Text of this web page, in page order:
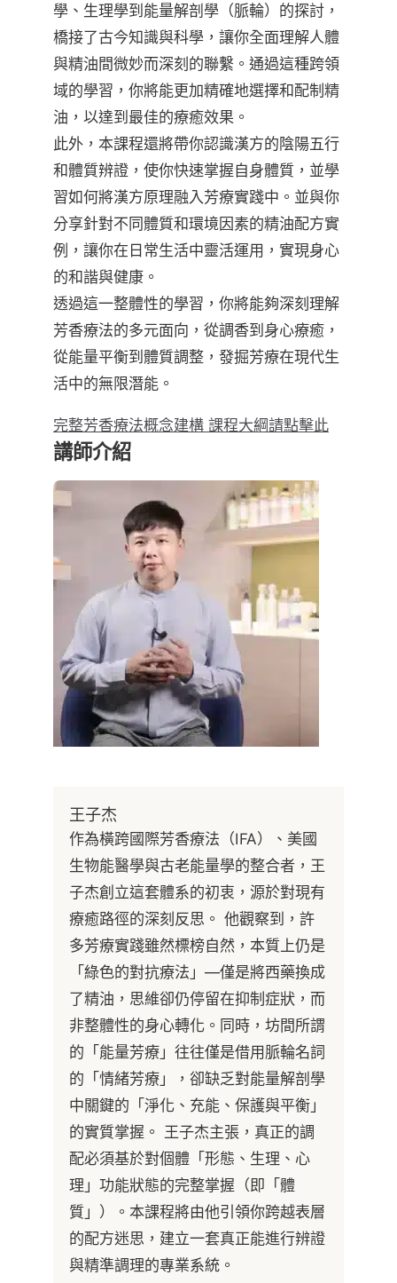
學、生理學到能量解剖學（脈輪）的探討，
橋接了古今知識與科學，讓你全面理解人體
與精油間微妙而深刻的聯繫。通過這種跨領
域的學習，你將能更加精確地選擇和配制精
油，以達到最佳的療癒效果。
此外，本課程還將帶你認識漢方的陰陽五行
和體質辨證，使你快速掌握自身體質，並學
習如何將漢方原理融入芳療實踐中。並與你
分享針對不同體質和環境因素的精油配方實
例，讓你在日常生活中靈活運用，實現身心
的和諧與健康。
透過這一整體性的學習，你將能夠深刻理解
芳香療法的多元面向，從調香到身心療癒，
從能量平衡到體質調整，發掘芳療在現代生
活中的無限潛能。
完整芳香療法概念建構 課程大綱請點擊此
講師介紹
王子杰
作為橫跨國際芳香療法（IFA）、美國
生物能醫學與古老能量學的整合者，王
子杰創立這套體系的初衷，源於對現有
療癒路徑的深刻反思。 他觀察到，許
多芳療實踐雖然標榜自然，本質上仍是
「綠色的對抗療法」—僅是將西藥換成
了精油，思維卻仍停留在抑制症狀，而
非整體性的身心轉化。同時，坊間所謂
的「能量芳療」往往僅是借用脈輪名詞
的「情緒芳療」，卻缺乏對能量解剖學
中關鍵的「淨化、充能、保護與平衡」
的實質掌握。 王子杰主張，真正的調
配必須基於對個體「形態、生理、心
理」功能狀態的完整掌握（即「體
質」）。本課程將由他引領你跨越表層
的配方迷思，建立一套真正能進行辨證
與精準調理的專業系統。